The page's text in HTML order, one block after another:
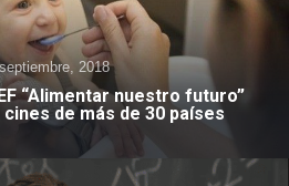
2018
“Alimentar nuestro futuro”
de más de 30 países